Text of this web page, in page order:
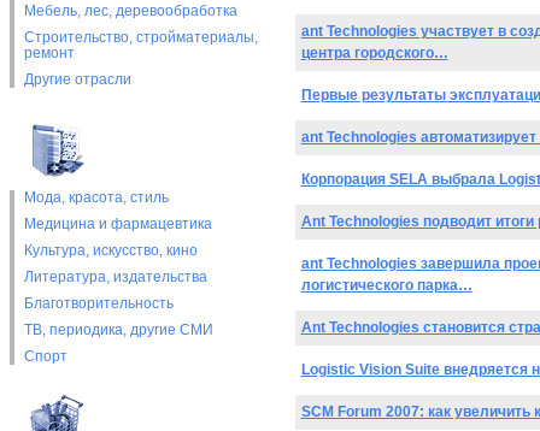
Мебель, лес, деревообработка
Строительство, стройматериалы,
ремонт
Другие отрасли
Мода, красота, стиль
Медицина и фармацевтика
Культура, искусство, кино
Литература, издательства
Благотворительность
ТВ, периодика, другие СМИ
Спорт
ant Technologies участвует в
центра городского…
Первые результаты
ant Technologies
Корпорация SELA выбрала
Ant Technologies подводит итоги
ant Technologies завершила
логистического парка…
Ant Technologies становится
Logistic Vision Suite внедряется
SCM Forum 2007: как увеличить